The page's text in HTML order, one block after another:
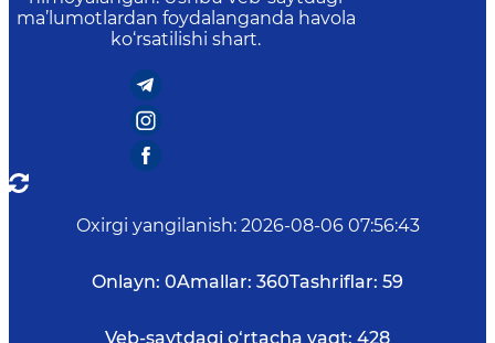
ma’lumotlardan foydalanganda havola
ko‘rsatilishi shart.
Oxirgi yangilanish: 2026-08-06 07:56:43
Onlayn: 0Amallar: 360Tashriflar: 59
Veb-saytdagi o‘rtacha vaqt: 428